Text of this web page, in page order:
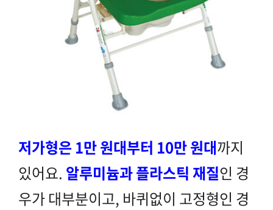
저가형은 1만 원대부터 10만 원대까지
있어요. 알루미늄과 플라스틱 재질인 경
우가 대부분이고, 바퀴없이 고정형인 경